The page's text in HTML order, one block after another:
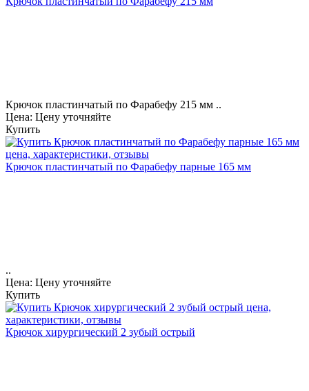
Крючок пластинчатый по Фарабефу 215 мм ..
Цена: Цену уточняйте
Купить
Крючок пластинчатый по Фарабефу парные 165 мм
..
Цена: Цену уточняйте
Купить
Крючок хирургический 2 зубый острый